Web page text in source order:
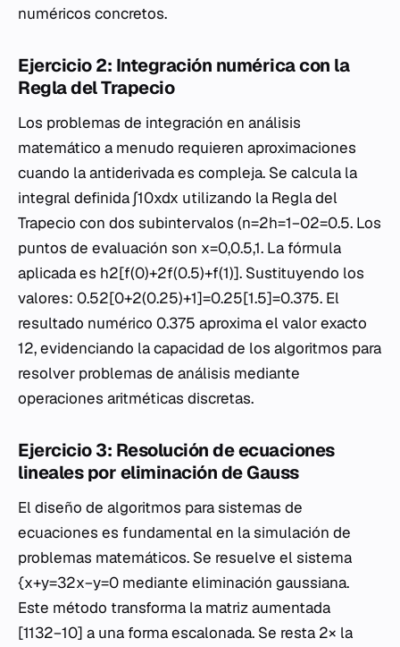
numéricos concretos.
Ejercicio 2: Integración numérica con la
Regla del Trapecio
Los problemas de integración en análisis
matemático a menudo requieren aproximaciones
cuando la antiderivada es compleja. Se calcula la
integral definida ∫10xdx utilizando la Regla del
Trapecio con dos subintervalos (n=2h=1−02=0.5. Los
puntos de evaluación son x=0,0.5,1. La fórmula
aplicada es h2[f(0)+2f(0.5)+f(1)]. Sustituyendo los
valores: 0.52[0+2(0.25)+1]=0.25[1.5]=0.375. El
resultado numérico 0.375 aproxima el valor exacto
12, evidenciando la capacidad de los algoritmos para
resolver problemas de análisis mediante
operaciones aritméticas discretas.
Ejercicio 3: Resolución de ecuaciones
lineales por eliminación de Gauss
El diseño de algoritmos para sistemas de
ecuaciones es fundamental en la simulación de
problemas matemáticos. Se resuelve el sistema
{x+y=32x−y=0 mediante eliminación gaussiana.
Este método transforma la matriz aumentada
[1132−10] a una forma escalonada. Se resta 2× la